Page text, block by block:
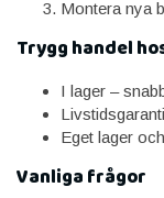
Montera nya
Trygg handel
I lager –
Eget lager
Vanliga frågor